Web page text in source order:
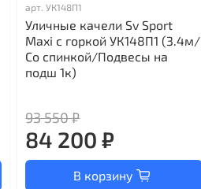
арт.УК148П1
Уличные качели Sv Sport
Maxi с горкой УК148П1 (3.4м/
Со спинкой/Подвесы на
подш 1к)
93 550 ₽
84 200 ₽
В корзину